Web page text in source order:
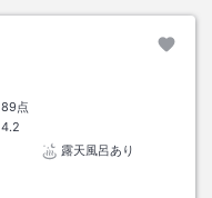
89点
4.2
露天風呂あり